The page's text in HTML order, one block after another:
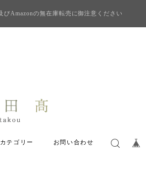
Amazonの無在庫転売に御注意ください
カテゴリー お問い合わせ